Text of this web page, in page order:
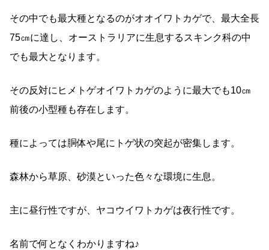
その中でも最大種となるのがオオイワトカゲで、最大全長
75㎝に達し、オーストラリアに生息するスキンク科の中
でも最大となります。
その反対にヒメトゲオイワトカゲのように最大でも10㎝
前後の小型種も存在します。
種によっては胴体や尾にトゲ状の突起が密集します。
森林から草原、砂漠といった色々な環境に生息。
主に昼行性ですが、ヤコウイワトカゲは夜行性です。
名前で何となくわかりますね♪